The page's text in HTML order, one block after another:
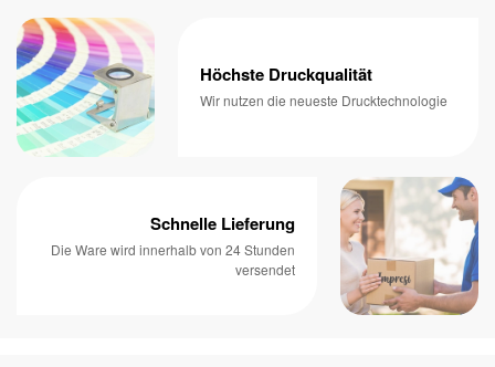
Höchste Druckqualität
Wir nutzen die neueste Drucktechnologie
Schnelle Lieferung
Die Ware wird innerhalb von 24 Stunden
versendet